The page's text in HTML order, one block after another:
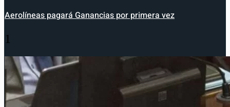
Aerolíneas pagará Ganancias por primera vez
1